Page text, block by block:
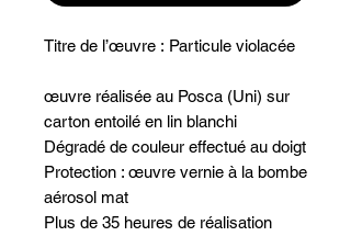
Titre de l’œuvre : Particule violacée
œuvre réalisée au Posca (Uni) sur
carton entoilé en lin blanchi
Dégradé de couleur effectué au doigt
Protection : œuvre vernie à la bombe
aérosol mat
Plus de 35 heures de réalisation